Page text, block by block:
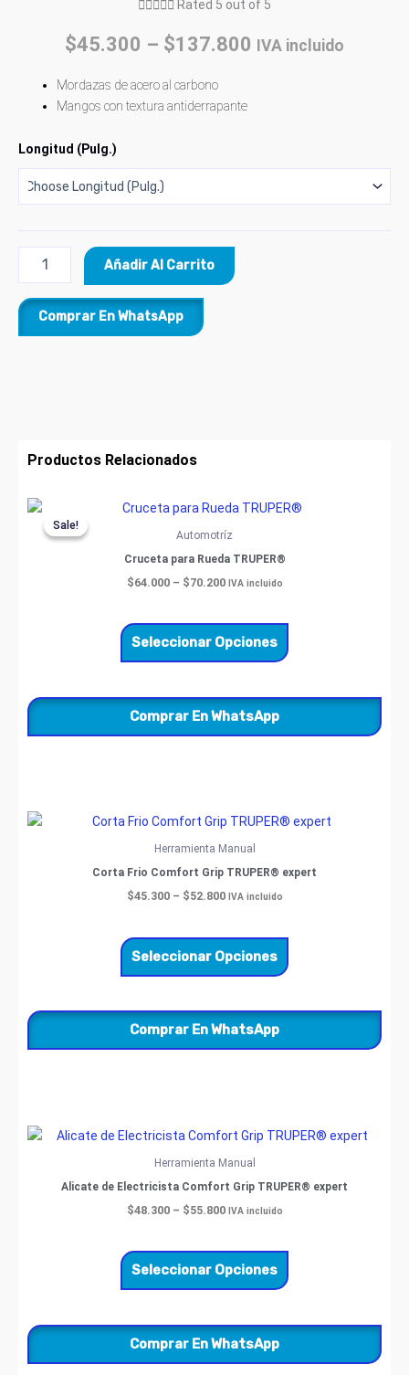
 Rated 5 out of 5
$45.300 – $137.800 IVA incluido
Mordazas de acero al carbono
Mangos con textura antiderrapante
Longitud (Pulg.)
Añadir Al Carrito
Comprar En WhatsApp
Productos Relacionados
Sale!
Sale!
Automotríz
Cruceta para Rueda TRUPER®
$64.000 – $70.200
Price
$64.000
$70.200
IVA incluido
Seleccionar Opciones
Este
se
elegir
la
Comprar En WhatsApp
Herramienta Manual
Corta Frio Comfort Grip TRUPER® expert
$45.300 – $52.800
Price
$45.300
$52.800
IVA incluido
Seleccionar Opciones
Este
múltiples
se
elegir
la
Comprar En WhatsApp
Herramienta Manual
Alicate de Electricista Comfort Grip TRUPER® expert
$48.300 – $55.800
Price
range:
$48.300
$55.800
IVA incluido
Seleccionar Opciones
Este
múltiples
se
elegir
la
Comprar En WhatsApp